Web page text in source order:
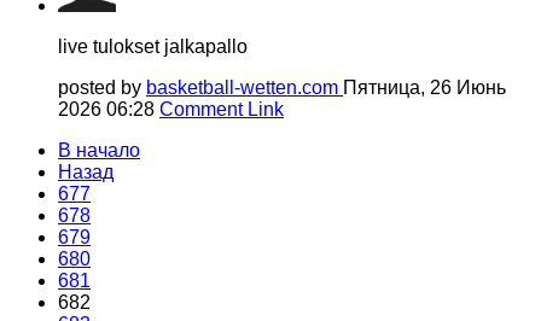
live tulokset jalkapallo
posted by basketball-wetten.com Пятница, 26 Июнь
2026 06:28 Comment Link
В начало
Назад
677
678
679
680
681
682